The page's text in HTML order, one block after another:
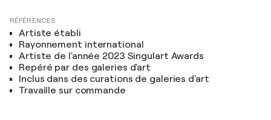
RÉFÉRENCES
Artiste établi
Rayonnement international
Artiste de l'année 2023 Singulart Awards
Repéré par des galeries d'art
Inclus dans des curations de galeries d'art
Travaille sur commande